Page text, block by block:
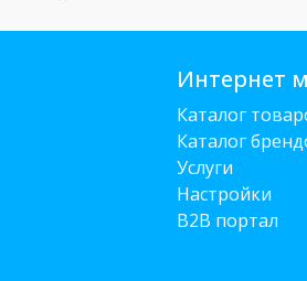
Интернет
Каталог
Каталог
Услуги
Настройки
B2B портал